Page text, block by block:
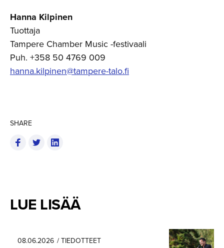
SHARE
Hanna Kilpinen
Tuottaja
Tampere Chamber Music -festivaali
Puh. +358 50 4769 009
hanna.kilpinen@tampere-talo.fi
LUE LISÄÄ
08.06.2026 / TIEDOTTEET